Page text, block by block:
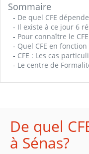
Sommaire
- De quel CFE
- Il existe à ce jour 6
- Pour connaître le
- Quel CFE en
- CFE : Les cas
- Le centre de
De quel
à Sénas?